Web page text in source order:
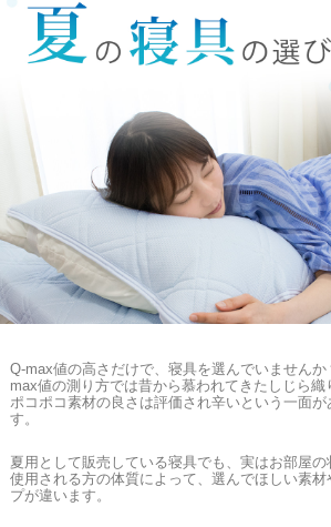
Q-max値の高さだけで、寝具を選んでいませんか
max値の測り方では昔から慕われてきたしじら織
ポコポコ素材の良さは評価され辛いという一面が
す。
夏用として販売している寝具でも、実はお部屋の
使用される方の体質によって、選んでほしい素材
プが違います。